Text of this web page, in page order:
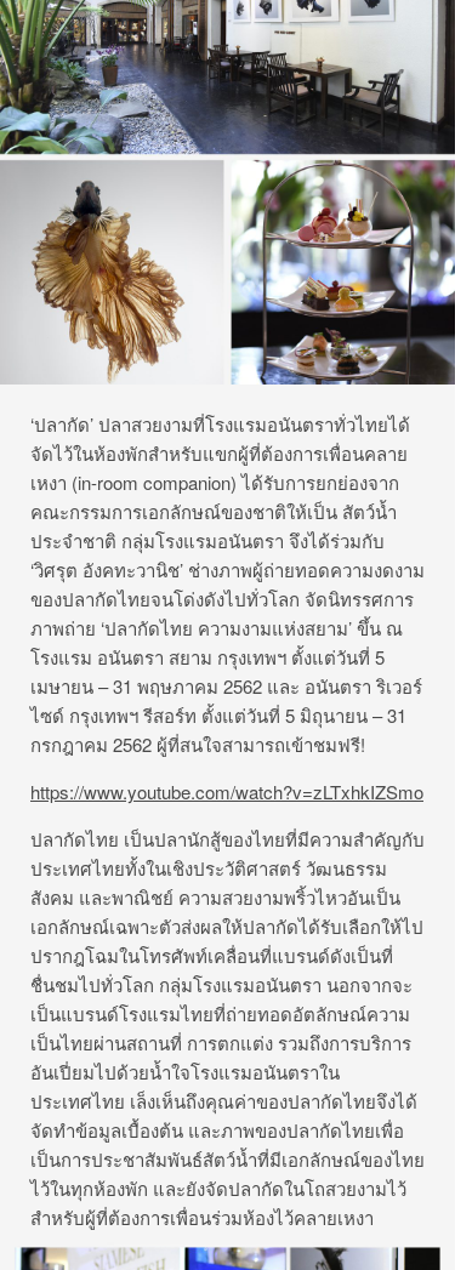
‘ปลากัด’ ปลาสวยงามที่โรงแรมอนันตราทั่วไทยได้
จัดไว้ในห้องพักสำหรับแขกผู้ที่ต้องการเพื่อนคลาย
เหงา (in-room companion) ได้รับการยกย่องจาก
คณะกรรมการเอกลักษณ์ของชาติให้เป็น สัตว์น้ำ
ประจำชาติ กลุ่มโรงแรมอนันตรา จึงได้ร่วมกับ
‘วิศรุต อังคทะวานิช’ ช่างภาพผู้ถ่ายทอดความงดงาม
ของปลากัดไทยจนโด่งดังไปทั่วโลก จัดนิทรรศการ
ภาพถ่าย ‘ปลากัดไทย ความงามแห่งสยาม’ ขึ้น ณ
โรงแรม อนันตรา สยาม กรุงเทพฯ ตั้งแต่วันที่ 5
เมษายน – 31 พฤษภาคม 2562 และ อนันตรา ริเวอร์
ไซด์ กรุงเทพฯ รีสอร์ท ตั้งแต่วันที่ 5 มิถุนายน – 31
กรกฎาคม 2562 ผู้ที่สนใจสามารถเข้าชมฟรี!
https://www.youtube.com/watch?v=zLTxhkIZSmo
ปลากัดไทย เป็นปลานักสู้ของไทยที่มีความสำคัญกับ
ประเทศไทยทั้งในเชิงประวัติศาสตร์ วัฒนธรรม
สังคม และพาณิชย์ ความสวยงามพริ้วไหวอันเป็น
เอกลักษณ์เฉพาะตัวส่งผลให้ปลากัดได้รับเลือกให้ไป
ปรากฎโฉมในโทรศัพท์เคลื่อนที่แบรนด์ดังเป็นที่
ชื่นชมไปทั่วโลก กลุ่มโรงแรมอนันตรา นอกจากจะ
เป็นแบรนด์โรงแรมไทยที่ถ่ายทอดอัตลักษณ์ความ
เป็นไทยผ่านสถานที่ การตกแต่ง รวมถึงการบริการ
อันเปี่ยมไปด้วยน้ำใจโรงแรมอนันตราใน
ประเทศไทย เล็งเห็นถึงคุณค่าของปลากัดไทยจึงได้
จัดทำข้อมูลเบื้องต้น และภาพของปลากัดไทยเพื่อ
เป็นการประชาสัมพันธ์สัตว์น้ำที่มีเอกลักษณ์ของไทย
ไว้ในทุกห้องพัก และยังจัดปลากัดในโถสวยงามไว้
สำหรับผู้ที่ต้องการเพื่อนร่วมห้องไว้คลายเหงา